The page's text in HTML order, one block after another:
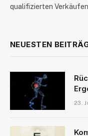
qualifizierten
NEUESTEN
23.